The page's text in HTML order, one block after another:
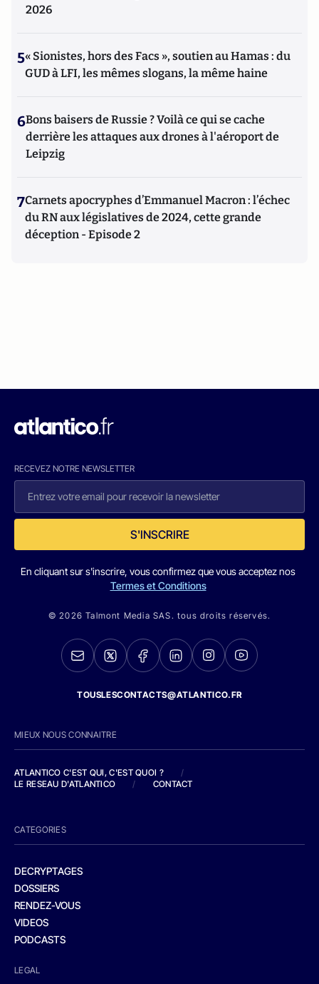
2026
5« Sionistes, hors des Facs », soutien au Hamas : du
GUD à LFI, les mêmes slogans, la même haine
6Bons baisers de Russie ? Voilà ce qui se cache
derrière les attaques aux drones à l'aéroport de
Leipzig
7Carnets apocryphes d’Emmanuel Macron : l’échec
du RN aux législatives de 2024, cette grande
déception - Episode 2
RECEVEZ NOTRE NEWSLETTER
S'INSCRIRE
En cliquant sur s'inscrire, vous confirmez que vous acceptez nos
Termes et Conditions
© 2026 Talmont Media SAS. tous droits réservés.
TOUSLESCONTACTS@ATLANTICO.FR
MIEUX NOUS CONNAITRE
ATLANTICO C'EST QUI, C'EST QUOI ?
/
LE RESEAU D'ATLANTICO
/ CONTACT
CATEGORIES
DECRYPTAGES
DOSSIERS
RENDEZ-VOUS
VIDEOS
PODCASTS
LEGAL